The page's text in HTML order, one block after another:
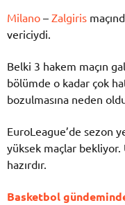
Milano – Zalgiris
vericiydi.
Belki 3 hakem maçın
bölümde o kadar çok
bozulmasına neden
EuroLeague’de sezon
yüksek maçlar bekliyor.
hazırdır.
Basketbol